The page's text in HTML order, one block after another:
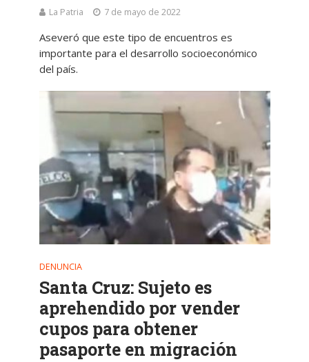
La Patria 7 de mayo de 2022
Aseveró que este tipo de encuentros es
importante para el desarrollo socioeconómico
del país.
DENUNCIA
Santa Cruz: Sujeto es
aprehendido por vender
cupos para obtener
pasaporte en migración